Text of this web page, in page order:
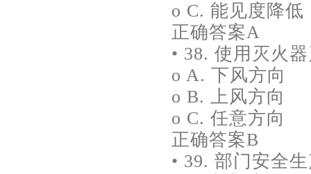
o C. 能见度降低
正确答案A
• 38. 使用灭火
o A. 下风方向
o B. 上风方向
o C. 任意方向
正确答案B
• 39. 部门安全